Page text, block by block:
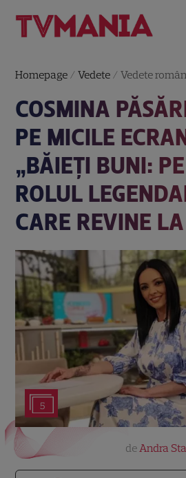
Homepage /Vedete /Vedete
COSMINA
PE MICILE
„BĂIEȚI BUNI:
ROLUL
CARE REVINE
5
deAndra